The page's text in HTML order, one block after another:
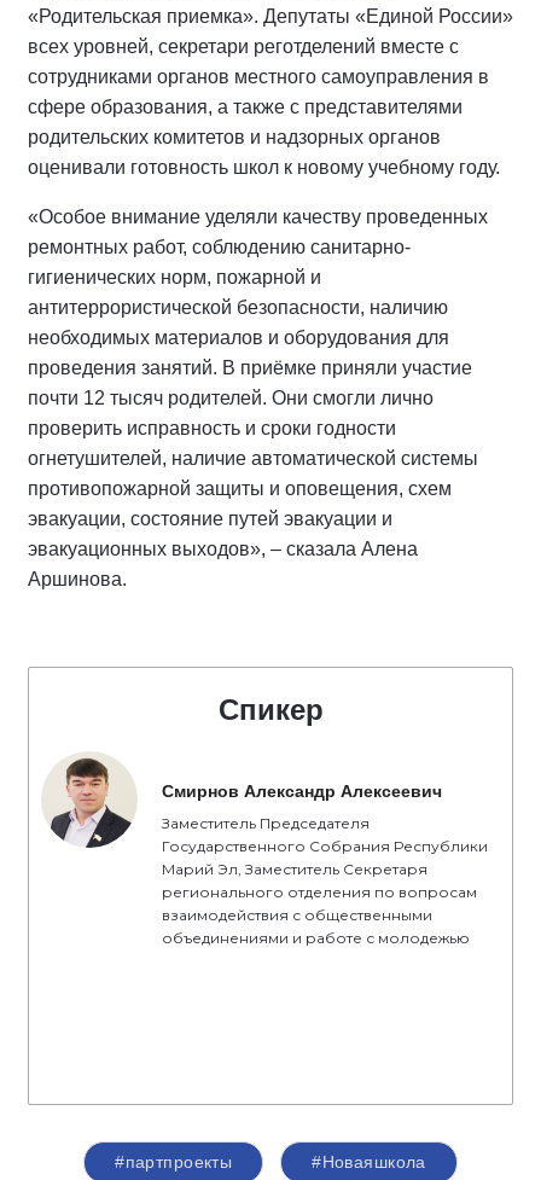
«Родительская приемка». Депутаты «Единой России»
всех уровней, секретари реготделений вместе с
сотрудниками органов местного самоуправления в
сфере образования, а также с представителями
родительских комитетов и надзорных органов
оценивали готовность школ к новому учебному году.
«Особое внимание уделяли качеству проведенных
ремонтных работ, соблюдению санитарно-
гигиенических норм, пожарной и
антитеррористической безопасности, наличию
необходимых материалов и оборудования для
проведения занятий. В приёмке приняли участие
почти 12 тысяч родителей. Они смогли лично
проверить исправность и сроки годности
огнетушителей, наличие автоматической системы
противопожарной защиты и оповещения, схем
эвакуации, состояние путей эвакуации и
эвакуационных выходов», – сказала Алена
Аршинова.
Спикер
Смирнов Александр Алексеевич
Заместитель Председателя
Государственного Собрания Республики
Марий Эл, Заместитель Секретаря
регионального отделения по вопросам
взаимодействия с общественными
объединениями и работе с молодежью
#партпроекты #Новаяшкола